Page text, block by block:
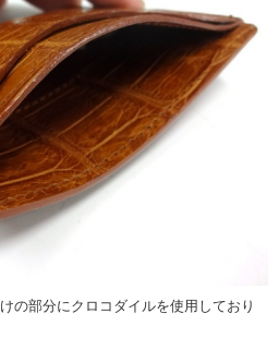
の部分にクロコダイルを使用しており